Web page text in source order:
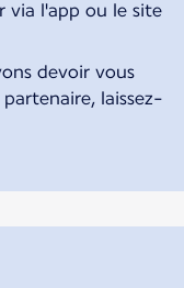
via l'app ou le site
devoir vous
laissez-